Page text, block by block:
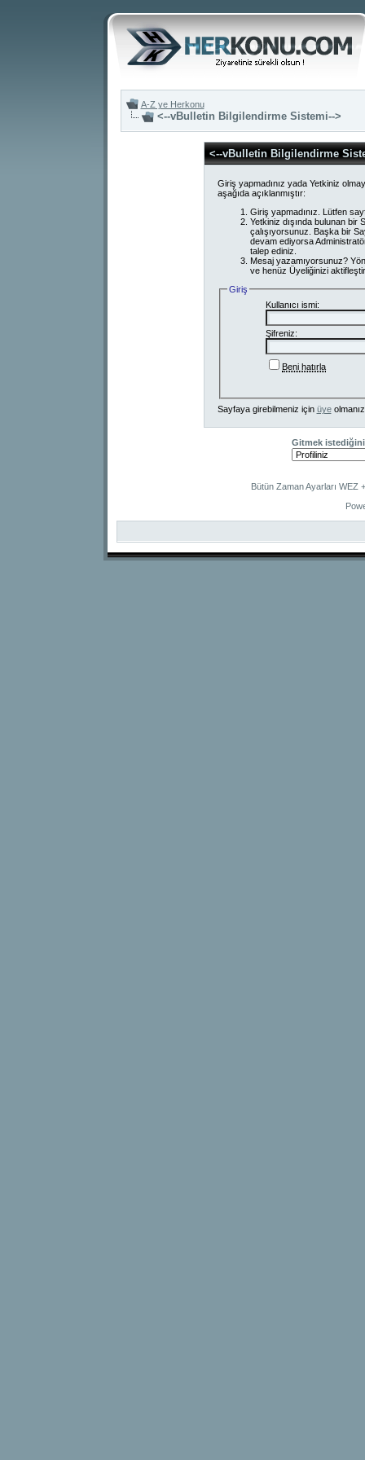
A-Z ye Herkonu
<--vBulletin Bilgilendirme Sistemi-->
<--vBulletin Bilgilendirme
Giriş yapmadınız yada Yetkiniz
aşağıda açıklanmıştır:
Giriş yapmadınız. Lütfen
Yetkiniz dışında bulunan
çalışıyorsunuz. Başka bir
devam ediyorsa
talep ediniz.
Mesaj yazamıyorsunuz?
ve henüz Üyeliğinizi
Giriş
Kullanıcı ismi:
Şifreniz:
Beni hatırla
Sayfaya girebilmeniz için üye
Gitmek
Bütün Zaman Ayarları WEZ